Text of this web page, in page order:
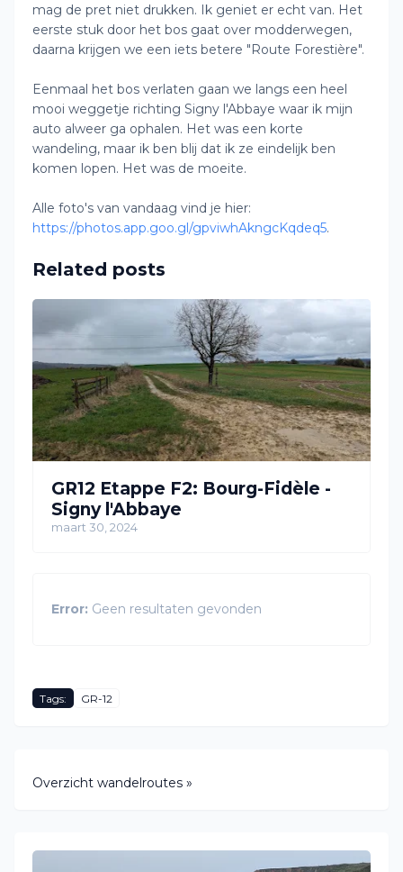
mag de pret niet drukken. Ik geniet er echt van. Het
eerste stuk door het bos gaat over modderwegen,
daarna krijgen we een iets betere "Route Forestière".
Eenmaal het bos verlaten gaan we langs een heel
mooi weggetje richting Signy l'Abbaye waar ik mijn
auto alweer ga ophalen. Het was een korte
wandeling, maar ik ben blij dat ik ze eindelijk ben
komen lopen. Het was de moeite.
Alle foto's van vandaag vind je hier:
https://photos.app.goo.gl/gpviwhAkngcKqdeq5.
Related posts
GR12 Etappe F2: Bourg-Fidèle -
Signy l'Abbaye
maart 30, 2024
Error: Geen resultaten gevonden
Tags: GR-12
Overzicht wandelroutes »